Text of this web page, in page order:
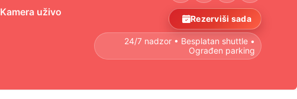
Kamera uživo
Rezerviši sada
24/7 nadzor • Besplatan shuttle •
Ograđen parking